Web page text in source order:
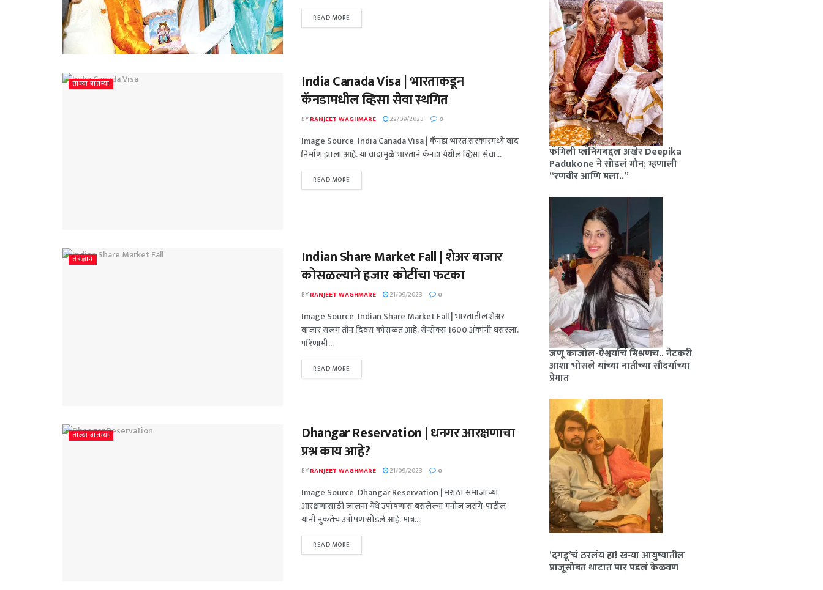
READ MORE
ताज्या बातम्या
India Canada Visa | भारताकडून
कॅनडामधील व्हिसा सेवा स्थगित
BYRANJEET WAGHMARE 22/09/2023 0
Image Source India Canada Visa | कॅनडा भारत सरकारमध्ये वाद
निर्माण झाला आहे. या वादामुळे भारताने कॅनडा येथील व्हिसा सेवा...
READ MORE
तंत्रज्ञान
Indian Share Market Fall | शेअर बाजार
कोसळल्याने हजार कोटींचा फटका
BYRANJEET WAGHMARE 21/09/2023 0
Image Source Indian Share Market Fall | भारतातील शेअर
बाजार सलग तीन दिवस कोसळत आहे. सेन्सेक्स 1600 अंकांनी घसरला.
परिणामी...
READ MORE
ताज्या बातम्या
Dhangar Reservation | धनगर आरक्षणाचा
प्रश्न काय आहे?
BYRANJEET WAGHMARE 21/09/2023 0
Image Source Dhangar Reservation | मराठा समाजाच्या
आरक्षणासाठी जालना येथे उपोषणास बसलेल्या मनोज जरांगे-पाटील
यांनी नुकतेच उपोषण सोडले आहे. मात्र...
READ MORE
फॅमिली प्लॅनिंगबद्दल अखेर Deepika
Padukone ने सोडलं मौन; म्हणाली
“रणवीर आणि मला..”
जणू काजोल-ऐश्वर्याचं मिश्रणच.. नेटकरी
आशा भोसले यांच्या नातीच्या सौंदर्याच्या
प्रेमात
‘दगडू’चं ठरलंय हा! खऱ्या आयुष्यातील
प्राजूसोबत थाटात पार पडलं केळवण